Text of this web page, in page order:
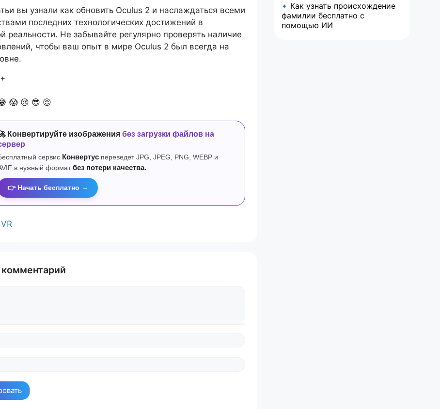
вы узнали как обновить Oculus 2 и наслаждаться всеми
последних технологических достижений в
реальности. Не забывайте регулярно проверять наличие
чтобы ваш опыт в мире Oculus 2 был всегда на
😱 😢 😎 😡
Конвертируйте изображения без загрузки файлов на
сервис Конвертус переведет JPG, JPEG, PNG, WEBP и
в нужный формат без потери качества.
👉 Начать бесплатно →
комментарий
✦ Как узнать происхождение
фамилии бесплатно с
помощью ИИ